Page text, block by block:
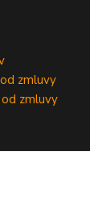
zmluvy
zmluvy